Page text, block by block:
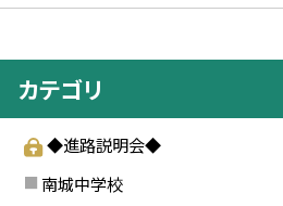
カテゴリ
◆進路説明会◆
南城中学校